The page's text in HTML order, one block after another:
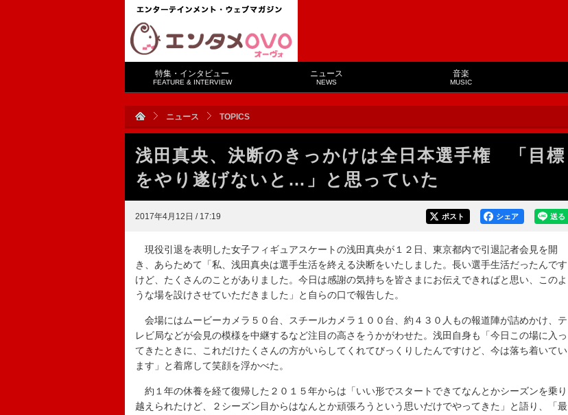
特集・インタビュー
FEATURE & INTERVIEW
ニュース
NEWS
音楽
MUSIC
ニュース TOPICS
浅田真央、決断のきっかけは全日本選手権 「目標
をやり遂げないと…」と思っていた
2017年4月12日 / 17:19 送る
シェア
ポスト
現役引退を表明した女子フィギュアスケートの浅田真央が１２日、東京都内で引退記者会見を開
き、あらためて「私、浅田真央は選手生活を終える決断をいたしました。長い選手生活だったんです
けど、たくさんのことがありました。今日は感謝の気持ちを皆さまにお伝えできればと思い、このよ
うな場を設けさせていただきました」と自らの口で報告した。
会場にはムービーカメラ５０台、スチールカメラ１００台、約４３０人もの報道陣が詰めかけ、テ
レビ局などが会見の模様を中継するなど注目の高さをうかがわせた。浅田自身も「今日この場に入っ
てきたときに、これだけたくさんの方がいらしてくれてびっくりしたんですけど、今は落ち着いてい
ます」と着席して笑顔を浮かべた。
約１年の休養を経て復帰した２０１５年からは「いい形でスタートできてなんとかシーズンを乗り
越えられたけど、２シーズン目からはなんとか頑張ろうという思いだけでやってきた」と語り、「最